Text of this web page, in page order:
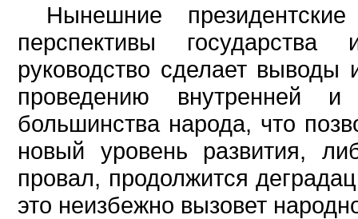
Нынешние
перспективы
руководство сделает
проведению внутренней
большинства народа, что
новый уровень развития,
провал, продолжится
это неизбежно вызовет